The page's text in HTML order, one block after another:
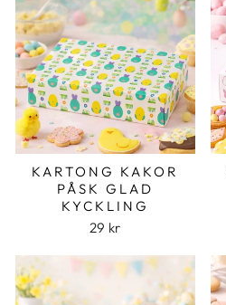
KARTONG KAKOR
PÅSK GLAD
KYCKLING
29 kr